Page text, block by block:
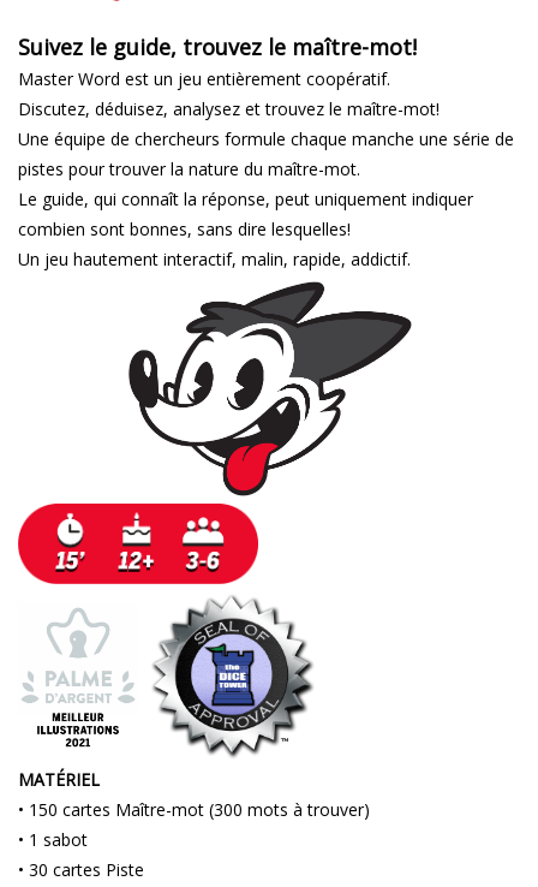
Suivez le guide, trouvez le maître-mot!
Master Word est un jeu entièrement coopératif.
Discutez, déduisez, analysez et trouvez le maître-mot!
Une équipe de chercheurs formule chaque manche une série de
pistes pour trouver la nature du maître-mot.
Le guide, qui connaît la réponse, peut uniquement indiquer
combien sont bonnes, sans dire lesquelles!
Un jeu hautement interactif, malin, rapide, addictif.
MATÉRIEL
• 150 cartes Maître-mot (300 mots à trouver)
• 1 sabot
• 30 cartes Piste